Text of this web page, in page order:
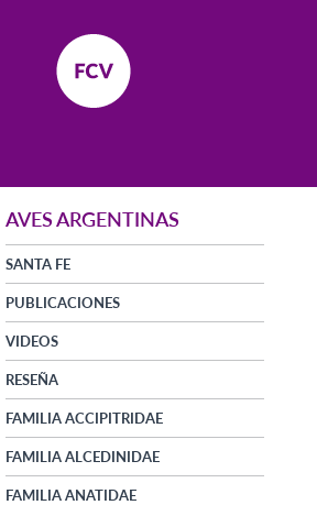
AVES ARGENTINAS
SANTA FE
PUBLICACIONES
VIDEOS
RESEÑA
FAMILIA ACCIPITRIDAE
FAMILIA ALCEDINIDAE
FAMILIA ANATIDAE